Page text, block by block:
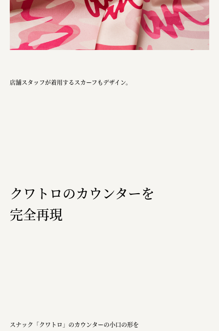
店舗スタッフが着用するスカーフもデザイン。
クワトロのカウンターを​
完全再現
スナック「クワトロ」のカウンターの小口の形を